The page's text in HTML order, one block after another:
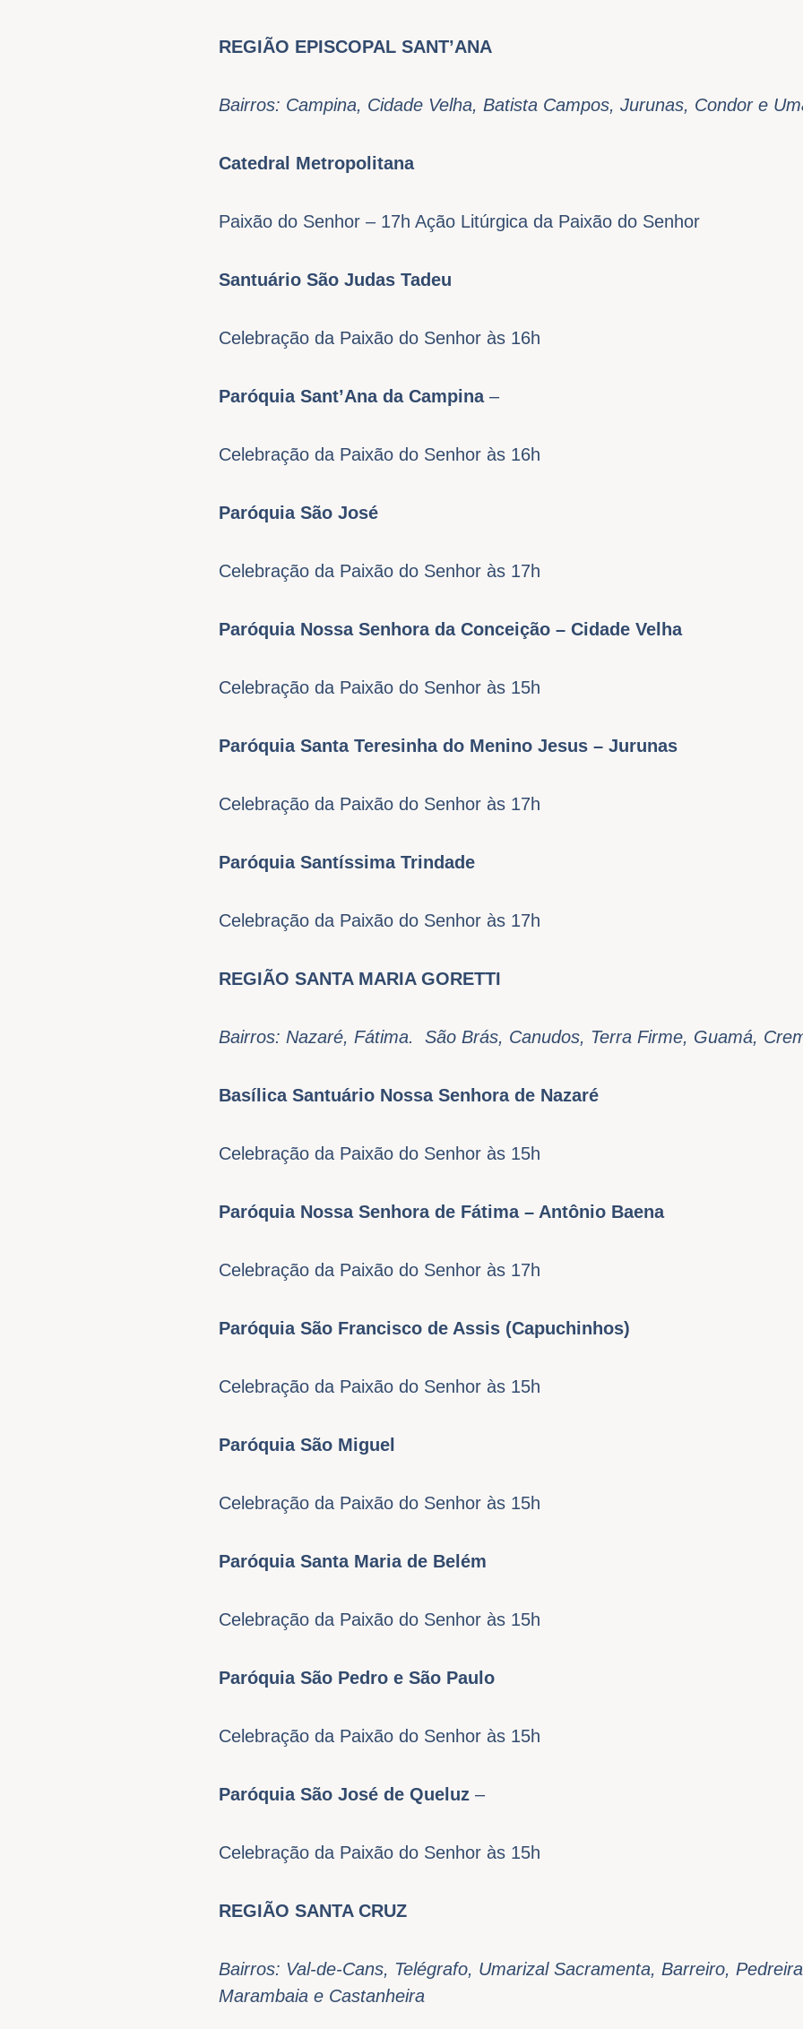
REGIÃO EPISCOPAL SANT’ANA
Bairros: Campina, Cidade Velha, Batista Campos, Jurunas, Condor e
Catedral Metropolitana
Paixão do Senhor – 17h Ação Litúrgica da Paixão do Senhor
Santuário São Judas Tadeu
Celebração da Paixão do Senhor às 16h
Paróquia Sant’Ana da Campina –
Celebração da Paixão do Senhor às 16h
Paróquia São José
Celebração da Paixão do Senhor às 17h
Paróquia Nossa Senhora da Conceição – Cidade Velha
Celebração da Paixão do Senhor às 15h
Paróquia Santa Teresinha do Menino Jesus – Jurunas
Celebração da Paixão do Senhor às 17h
Paróquia Santíssima Trindade
Celebração da Paixão do Senhor às 17h
REGIÃO SANTA MARIA GORETTI
Bairros: Nazaré, Fátima. São Brás, Canudos, Terra Firme, Guamá,
Basílica Santuário Nossa Senhora de Nazaré
Celebração da Paixão do Senhor às 15h
Paróquia Nossa Senhora de Fátima – Antônio Baena
Celebração da Paixão do Senhor às 17h
Paróquia São Francisco de Assis (Capuchinhos)
Celebração da Paixão do Senhor às 15h
Paróquia São Miguel
Celebração da Paixão do Senhor às 15h
Paróquia Santa Maria de Belém
Celebração da Paixão do Senhor às 15h
Paróquia São Pedro e São Paulo
Celebração da Paixão do Senhor às 15h
Paróquia São José de Queluz –
Celebração da Paixão do Senhor às 15h
REGIÃO SANTA CRUZ
Bairros: Val-de-Cans, Telégrafo, Umarizal Sacramenta, Barreiro,
Marambaia e Castanheira